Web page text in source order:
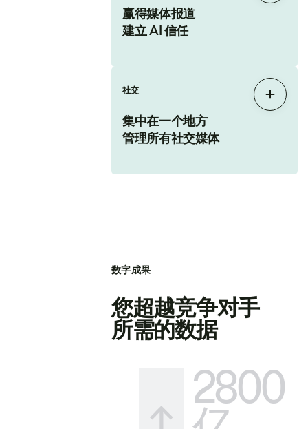
赢得媒体报道
建立 AI 信任
社交
集中在一个地方
管理所有社交媒体
展开
数字成果
您超越竞争对手
所需的数据
2800